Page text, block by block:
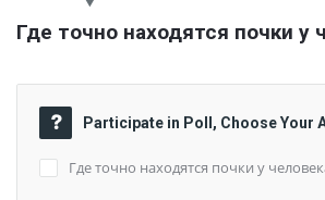
Где точно находятся почки у
Participate in Poll, Choose Your
Где точно находятся почки у